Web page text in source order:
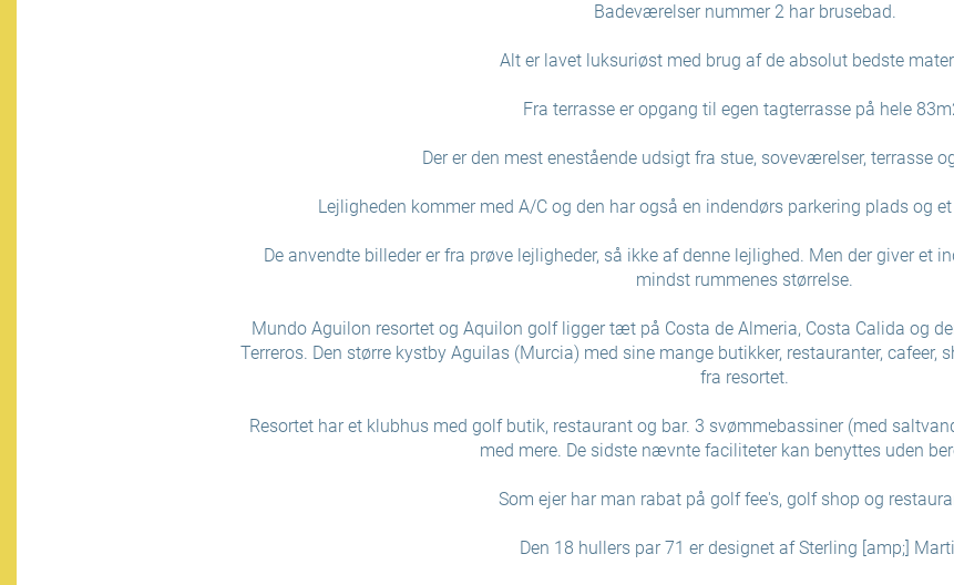
Badeværelser nummer 2 har brusebad.
Alt er lavet luksuriøst med brug af de absolut bedste
Fra terrasse er opgang til egen tagterrasse på hele
Der er den mest enestående udsigt fra stue, soveværelser, terrasse
Lejligheden kommer med A/C og den har også en indendørs parkering plads og
De anvendte billeder er fra prøve lejligheder, så ikke af denne lejlighed. Men der giver et
mindst rummenes størrelse.
Mundo Aguilon resortet og Aquilon golf ligger tæt på Costa de Almeria, Costa Calida og
Terreros. Den større kystby Aguilas (Murcia) med sine mange butikker, restauranter, cafeer,
fra resortet.
Resortet har et klubhus med golf butik, restaurant og bar. 3 svømmebassiner (med
med mere. De sidste nævnte faciliteter kan benyttes uden
Som ejer har man rabat på golf fee's, golf shop og
Den 18 hullers par 71 er designet af Sterling [amp;]